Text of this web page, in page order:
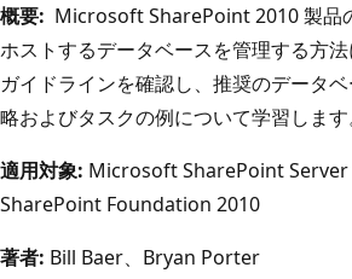
概要: Microsoft SharePoint 2010 製品
ホストするデータベースを管理する方法
ガイドラインを確認し、推奨のデータ
略およびタスクの例について学習します
適用対象: Microsoft SharePoint
SharePoint Foundation 2010
著者: Bill Baer、Bryan Porter